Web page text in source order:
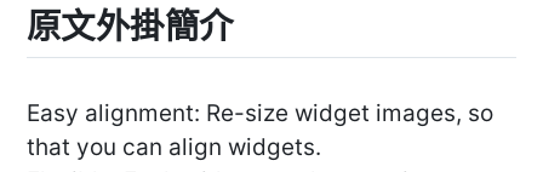
原文外掛簡介
Easy alignment: Re-size widget images, so
that you can align widgets.